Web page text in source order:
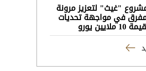
"غيث" لتعزيز مرونة
في مواجهة تحديات
يورو